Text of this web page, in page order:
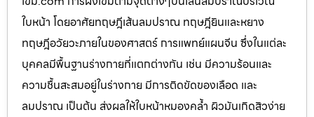
ใบหน้า โดยอาศัยทฤษฎีเส้นลมปราณ ทฤษฎียินและหยาง
ทฤษฎีอวัยวะภายในของศาสตร์ การแพทย์แผนจีน ซึ่งในแต่ละ
บุคคลมีพื้นฐานร่างกายที่แตกต่างกัน เช่น มีความร้อนและ
ความชื้นสะสมอยู่ในร่างกาย มีการติดขัดของเลือด และ
ลมปราณ เป็นต้น ส่งผลให้ใบหน้าหมองคล้ำ ผิวมันเกิดสิวง่าย